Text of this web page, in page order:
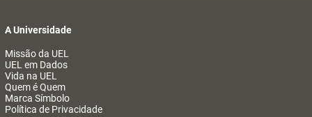
A Universidade
Missão da UEL
UEL em Dados
Vida na UEL
Quem é Quem
Marca Símbolo
Política de Privacidade